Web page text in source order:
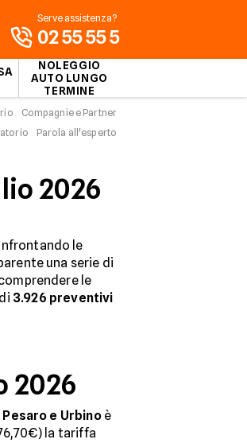
NOLEGGIO
AUTO LUNGO
TERMINE
Serve assistenza?
02 55 55 5
Compagnie e Partner
Parola all'esperto
2026
le
una serie di
le
3.926 preventivi
2026
e Urbinoè
la tariffa